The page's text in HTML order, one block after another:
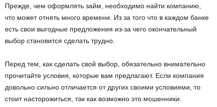
Прежде, чем оформлять займ, необходимо найти компанию,
что может отнять много времени. Из за того что в каждом банке
есть свои выгодные предложения из-за чего окончательный
выбор становится сделать трудно.
Перед тем, как сделать свой выбор, обязательно внимательно
прочитайте условия, которые вам предлагают. Если компания
довольно сильно отличается от других своими условиями, то
стоит насторожиться, так как возможно это мошенники.